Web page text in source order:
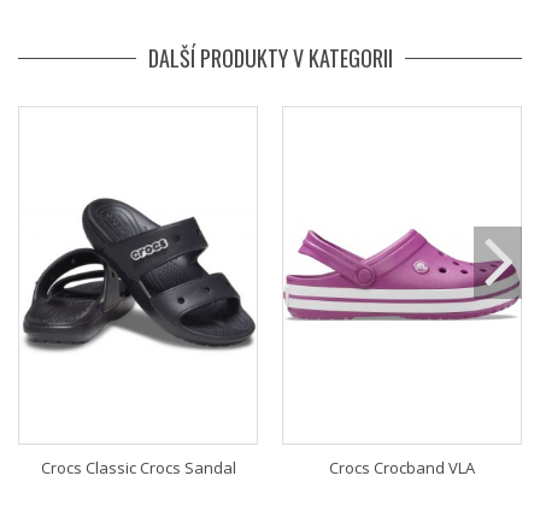
DALŠÍ PRODUKTY V KATEGORII
Crocs Classic Crocs Sandal Crocs Crocband VLA